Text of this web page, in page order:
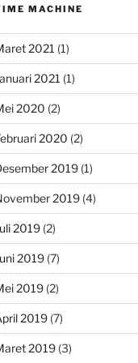
MACHINE
2021 (1)
2021 (1)
2020 (2)
2020 (2)
2019(1)
2019(4)
2019(2)
2019(7)
2019(2)
2019(7)
2019(3)